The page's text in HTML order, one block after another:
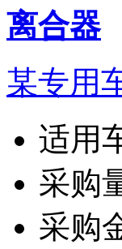
离合器
某专用
适用
采购
采购